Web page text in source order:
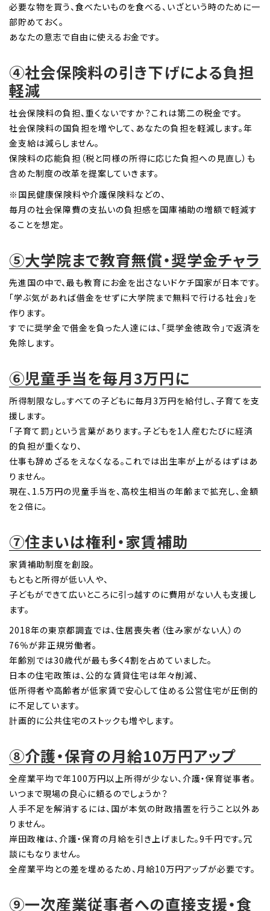
必要な物を買う、食べたいものを食べる、いざという時のために一
部貯めておく。
あなたの意志で自由に使えるお金です。
④社会保険料の引き下げによる負担
軽減
社会保険料の負担、重くないですか？これは第二の税金です。
社会保険料の国負担を増やして、あなたの負担を軽減します。年
金支給は減らしません。
保険料の応能負担（税と同様の所得に応じた負担への見直し）も
含めた制度の改革を提案していきます。
※国民健康保険料や介護保険料などの、
毎月の社会保障費の支払いの負担感を国庫補助の増額で軽減す
ることを想定。
⑤大学院まで教育無償・奨学金チャラ
先進国の中で、最も教育にお金を出さないドケチ国家が日本です。
「学ぶ気があれば借金をせずに大学院まで無料で行ける社会」を
作ります。
すでに奨学金で借金を負った人達には、「奨学金徳政令」で返済を
免除します。
⑥児童手当を毎月3万円に
所得制限なし。すべての子どもに毎月3万円を給付し、子育てを支
援します。
「子育て罰」という言葉があります。子どもを1人産むたびに経済
的負担が重くなり、
仕事も辞めざるをえなくなる。これでは出生率が上がるはずはあ
りません。
現在、1.5万円の児童手当を、高校生相当の年齢まで拡充し、金額
を２倍に。
⑦住まいは権利・家賃補助
家賃補助制度を創設。
もともと所得が低い人や、
子どもができて広いところに引っ越すのに費用がない人も支援し
ます。
2018年の東京都調査では、住居喪失者（住み家がない人）の
76％が非正規労働者。
年齢別では30歳代が最も多く4割を占めていました。
日本の住宅政策は、公的な賃貸住宅は年々削減、
低所得者や高齢者が低家賃で安心して住める公営住宅が圧倒的
に不足しています。
計画的に公共住宅のストックも増やします。
⑧介護・保育の月給10万円アップ
全産業平均で年100万円以上所得が少ない、介護・保育従事者。
いつまで現場の良心に頼るのでしょうか？
人手不足を解消するには、国が本気の財政措置を行うこと以外あ
りません。
岸田政権は、介護・保育の月給を引き上げました。9千円です。冗
談にもなりません。
全産業平均との差を埋めるため、月給10万円アップが必要です。
⑨一次産業従事者への直接支援・食